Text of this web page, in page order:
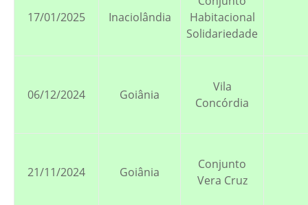
17/01/2025 Inaciolândia
Habitacional
Solidariedade
06/12/2024 Goiânia
Vila
Concórdia
21/11/2024 Goiânia
Conjunto
Vera Cruz